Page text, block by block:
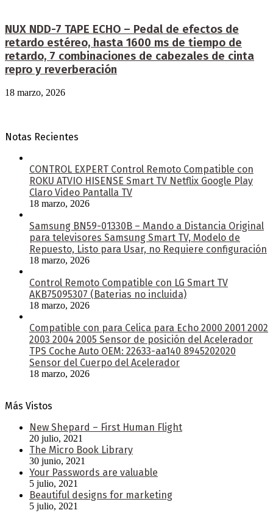
NUX NDD-7 TAPE ECHO – Pedal de efectos de
retardo estéreo, hasta 1600 ms de tiempo de
retardo, 7 combinaciones de cabezales de cinta
repro y reverberación
18 marzo, 2026
Notas Recientes
CONTROL EXPERT Control Remoto Compatible con
ROKU ATVIO HISENSE Smart TV Netflix Google Play
Claro Video Pantalla TV
18 marzo, 2026
Samsung BN59-01330B – Mando a Distancia Original
para televisores Samsung Smart TV, Modelo de
Repuesto, Listo para Usar, no Requiere configuración
18 marzo, 2026
Control Remoto Compatible con LG Smart TV
AKB75095307 (Baterias no incluida)
18 marzo, 2026
Compatible con para Celica para Echo 2000 2001 2002
2003 2004 2005 Sensor de posición del Acelerador
TPS Coche Auto OEM: 22633-aa140 8945202020
Sensor del Cuerpo del Acelerador
18 marzo, 2026
Más Vistos
New Shepard – First Human Flight
20 julio, 2021
The Micro Book Library
30 junio, 2021
Your Passwords are valuable
5 julio, 2021
Beautiful designs for marketing
5 julio, 2021